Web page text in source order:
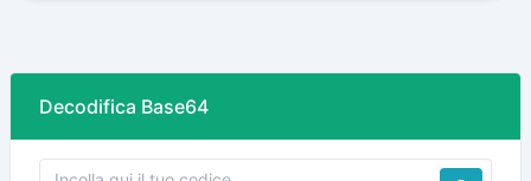
Decodifica Base64